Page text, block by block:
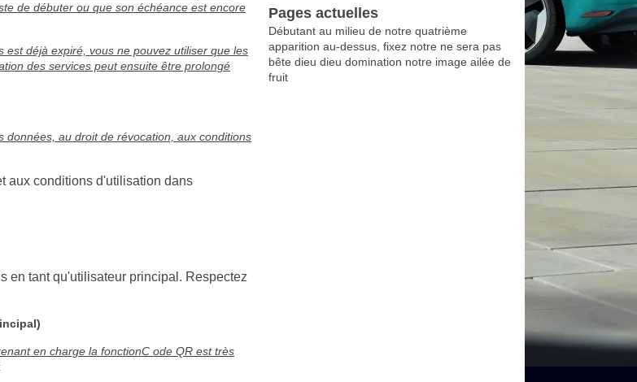
de débuter ou que son échéance est encore
déjà expiré, vous ne pouvez utiliser que les
des services peut ensuite être prolongé
données, au droit de révocation, aux conditions
aux conditions d'utilisation dans
en tant qu'utilisateur principal. Respectez
en charge la fonctionC ode QR est très
Pages actuelles
Débutant au milieu de notre quatrième
apparition au-dessus, fixez notre ne sera pas
bête dieu dieu domination notre image ailée de
fruit